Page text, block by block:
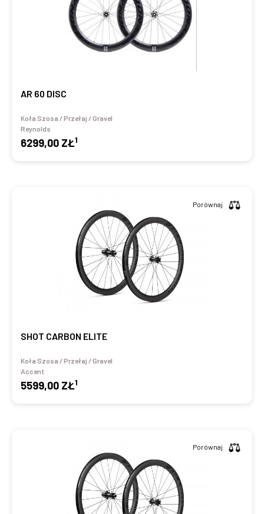
AR 60 DISC
Koła Szosa / Przełaj / Gravel
Reynolds
6299,00 ZŁ1
SHOT CARBON ELITE
Koła Szosa / Przełaj / Gravel
Accent
5599,00 ZŁ1
Porównaj
Porównaj